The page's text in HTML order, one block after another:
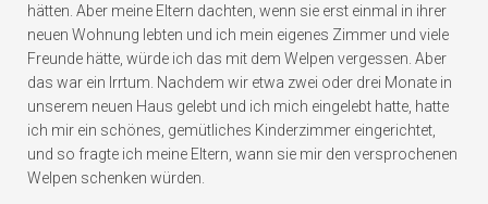
hätten. Aber meine Eltern dachten, wenn sie erst einmal in ihrer
neuen Wohnung lebten und ich mein eigenes Zimmer und viele
Freunde hätte, würde ich das mit dem Welpen vergessen. Aber
das war ein Irrtum. Nachdem wir etwa zwei oder drei Monate in
unserem neuen Haus gelebt und ich mich eingelebt hatte, hatte
ich mir ein schönes, gemütliches Kinderzimmer eingerichtet,
und so fragte ich meine Eltern, wann sie mir den versprochenen
Welpen schenken würden.